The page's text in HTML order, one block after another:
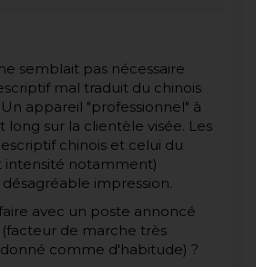
semblait pas nécessaire
mal traduit du chinois
appareil "professionnel" à
long sur la clientèle visée. Les
chinois et celui du
intensité notamment)
impression.
avec un poste annoncé
(facteur de marche très
comme d'habitude) ?